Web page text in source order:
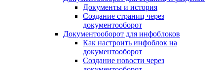
Документы и история
Создание страниц через
документооборот
Документооборот для инфоблоков
Как настроить инфоблок на
документооборот
Создание новости через